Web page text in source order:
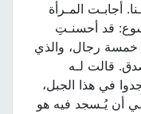
المـرأة
قد أحسنـتِ
رجال، والذي
قالت لـه
في هذا الجبل،
أن يُـسجد فيه هو